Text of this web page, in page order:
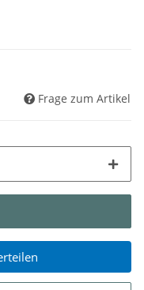
Frage zum Artikel